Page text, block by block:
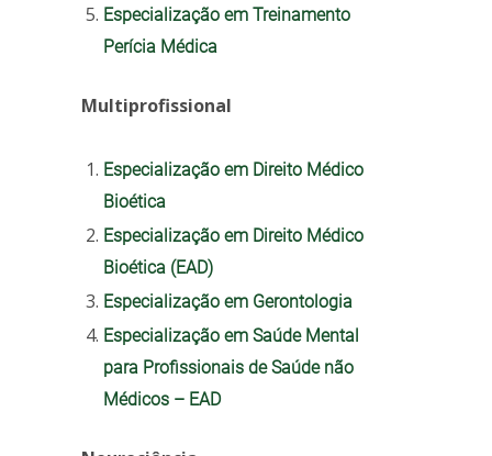
Especialização em Treinamento
Perícia Médica
Multiprofissional
Especialização em Direito Médico
Bioética
Especialização em Direito Médico
Bioética (EAD)
Especialização em Gerontologia
Especialização em Saúde Mental
para Profissionais de Saúde não
Médicos – EAD